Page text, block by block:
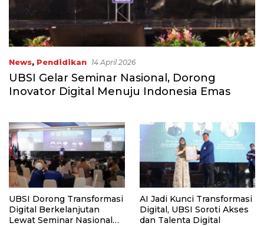
News, Pendidikan 14 April 2026
UBSI Gelar Seminar Nasional, Dorong
Inovator Digital Menuju Indonesia Emas
UBSI Dorong Transformasi
Digital Berkelanjutan
Lewat Seminar Nasional
AI Jadi Kunci Transformasi
Digital, UBSI Soroti Akses
dan Talenta Digital